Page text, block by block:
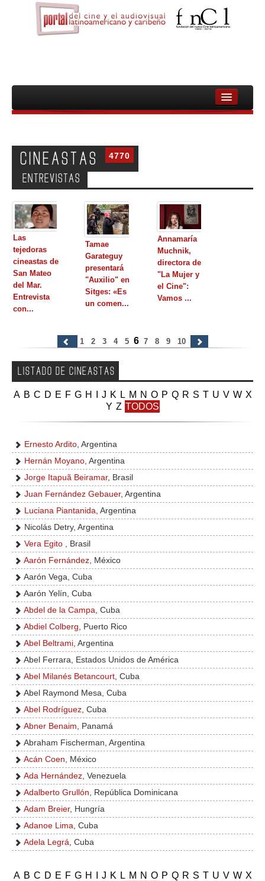
INICIO
PELICULAS
CINEASTAS
DOCUMENTALES
MUJERES
AUDIOVISUAL INDIGENA Y COMUNITARIO
GALERIA
CINEASTAS 4770
ENTREVISTAS
Las
tejedoras
cineastas de
San Mateo
del Mar.
Entrevista
con...
Tamae
Garateguy
presentará
"Auxilio" en
Sitges: «Es
un comen...
Annamaría
Muchnik,
directora de
"La Mujer y
el Cine":
Vamos ...
1 2 3 4 5 6 7 8 9 10
LISTADO DE CINEASTAS
A B C D E F G H J K L M N O P Q R S T U V W X
Y Z TODOS
Ernesto Ardito , Argentina
Hernán Moyano , Argentina
Jorge Itapuã Beiramar, Brasil
Juan Fernández Gebauer, Argentina
Luciana Piantanida , Argentina
Nicolás Detry, Argentina
Vera Egito
, Brasil
Aarón Fernández , México
Aarón Vega, Cuba
Aarón Yelín, Cuba
Abdel de la Campa , Cuba
Abdiel Colberg , Puerto Rico
Abel Beltrami , Argentina
Abel Ferrara, Estados Unidos de América
Abel Milanés Betancourt , Cuba
Abel Raymond Mesa, Cuba
Abel Rodríguez , Cuba
Abner Benaim , Panamá
Abraham Fischerman, Argentina
Acán Coen , México
Ada Hernández , Venezuela
Adalberto Grullón , República Dominicana
Adam Breier, Hungría
Adanoe Lima , Cuba
Adela Legrá , Cuba
A B C D E F G H J K L M N O P Q R S T U V W X